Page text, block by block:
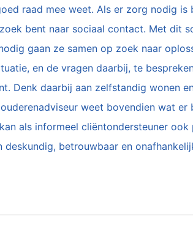
raad mee weet. Als er zorg nodig
bent naar sociaal contact. Met dit
gaan ze samen op zoek naar
en de vragen daarbij, te
Denk daarbij aan zelfstandig wonen
weet bovendien wat er
als informeel cliëntondersteuner
deskundig, betrouwbaar en